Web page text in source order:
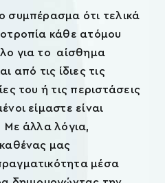
συμπέρασμα ότι τελικά
κάθε ατόμου
για το αίσθημα
από τις ίδιες τις
του ή τις περιστάσεις
είμαστε είναι
Με άλλα λόγια,
μας
μέσα